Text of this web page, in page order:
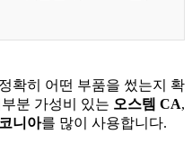
확히 어떤 부품을 썼는지 확
분 가성비 있는 오스템 CA,
니아를 많이 사용합니다.